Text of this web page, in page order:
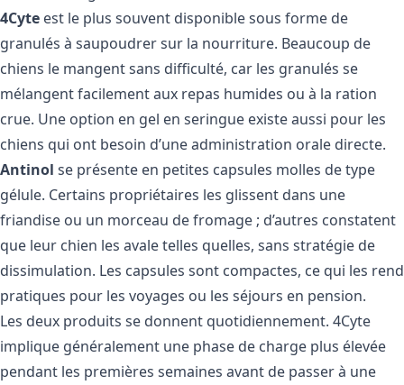
4Cyte est le plus souvent disponible sous forme de
granulés à saupoudrer sur la nourriture. Beaucoup de
chiens le mangent sans difficulté, car les granulés se
mélangent facilement aux repas humides ou à la ration
crue. Une option en gel en seringue existe aussi pour les
chiens qui ont besoin d’une administration orale directe.
Antinol se présente en petites capsules molles de type
gélule. Certains propriétaires les glissent dans une
friandise ou un morceau de fromage ; d’autres constatent
que leur chien les avale telles quelles, sans stratégie de
dissimulation. Les capsules sont compactes, ce qui les rend
pratiques pour les voyages ou les séjours en pension.
Les deux produits se donnent quotidiennement. 4Cyte
implique généralement une phase de charge plus élevée
pendant les premières semaines avant de passer à une